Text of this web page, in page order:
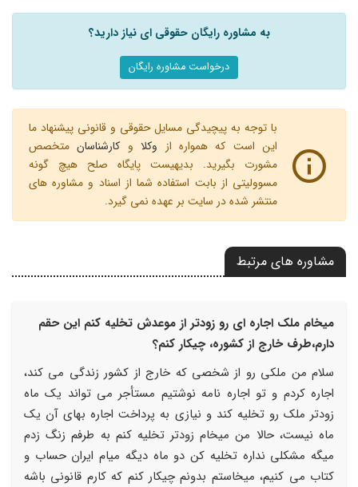
به مشاوره رایگان حقوقی ای نیاز دارید؟
درخواست مشاوره رایگان
با توجه به پیچیدگی مسایل حقوقی و قانونی پیشنهاد ما
این است که همواره از وکلاو کارشناسانمتخصص
مشورت بگیرید. بدیهیست پایگاه صلح هیچ گونه
مسوولیتی از بابت استفاده شما از اسناد و مشاوره های
منتشر شده در سایت بر عهده نمی گیرد.
مشاوره های مرتبط
میخام ملک اجاره ای رو زودتر از موعدش تخلیه کنم این حقم
دارم،طرف خارج از کشوره، چیکار کنم؟
سلام من ملکی رو از شخصی که خارج از کشور زندگی می کند،
اجاره کردم و تو اجاره نامه نوشتیم مستأجر می تواند یک ماه
زودتر ملک رو تخلیه کند و نیازی به پرداخت اجاره بهای آن یک
ماه نیست، حالا من میخام زودتر تخلیه کنم به طرفم زنگ زدم
میگه مشکلی نداره تخلیه کن دو ماه دیگه میام ایران حساب و
کتاب می کنیم، میخاستم بدونم چیکار کنم که کارم قانونی باشه